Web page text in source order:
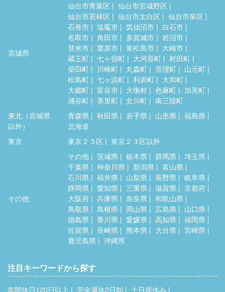
宮城県
仙台市青葉区
仙台市宮城野区
仙台市若林区
仙台市太白区
仙台市泉区
石巻市
塩竈市 気仙沼市
白石市
名取市
角田市 多賀城市
岩沼市
登米市
栗原市 東松島市
大崎市
蔵王町
七ヶ宿町 大河原町
村田町
柴田町
川崎町 丸森町 亘理町
山元町
松島町
七ヶ浜町 利府町
大和町
大郷町
富谷市 大衡村 色麻町
加美町
涌谷町
美里町 女川町
南三陸町
東北（宮城県
以外）
青森県 秋田県 岩手県 山形県
福島県
北海道
東京
東京２３区 東京２３区以外
その他
その他 茨城県 栃木県 群馬県
埼玉県
千葉県
神奈川県 新潟県
富山県
石川県
福井県 山梨県 長野県
岐阜県
静岡県
愛知県 三重県 滋賀県
京都府
大阪府
兵庫県 奈良県
和歌山県
鳥取県
島根県 岡山県 広島県
山口県
徳島県
香川県 愛媛県 高知県
福岡県
佐賀県
長崎県 熊本県 大分県
宮崎県
鹿児島県
沖縄県
注目キーワードから探す
年間休日120日以上 完全週休2日制 土日祝休み